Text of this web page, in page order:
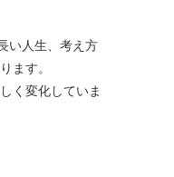
い人生、考え方
ます。
く変化していま